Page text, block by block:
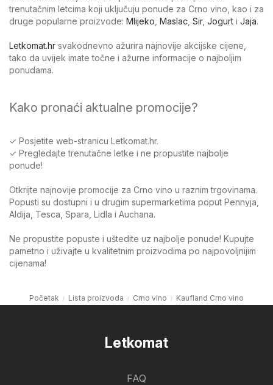
trenutačnim letcima koji uključuju ponude za Crno vino, kao i za
druge popularne proizvode: Mlijeko Maslac Sir, Jogurt i Jaja.
Letkomat.hr svakodnevno ažurira najnovije akcijske cijene,
tako da uvijek imate točne i ažurne informacije o najboljim
ponudama.
Kako pronaći aktualne promocije?
✓ Posjetite web-stranicu Letkomat.hr.
✓ Pregledajte trenutačne letke i ne propustite najbolje
ponude!
Otkrijte najnovije promocije za Crno vino u raznim trgovinama.
Popusti su dostupni i u drugim supermarketima poput Pennyja,
Aldija, Tesca, Spara, Lidla i Auchana.
Ne propustite popuste i uštedite uz najbolje ponude! Kupujte
pametno i uživajte u kvalitetnim proizvodima po najpovoljnijim
cijenama!
Početak Lista proizvoda Crno vino Kaufland Crno vino
Letkomat
FAQ